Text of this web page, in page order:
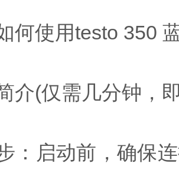
使用testo 350 蓝
(仅需几分钟，
启动前，确保连